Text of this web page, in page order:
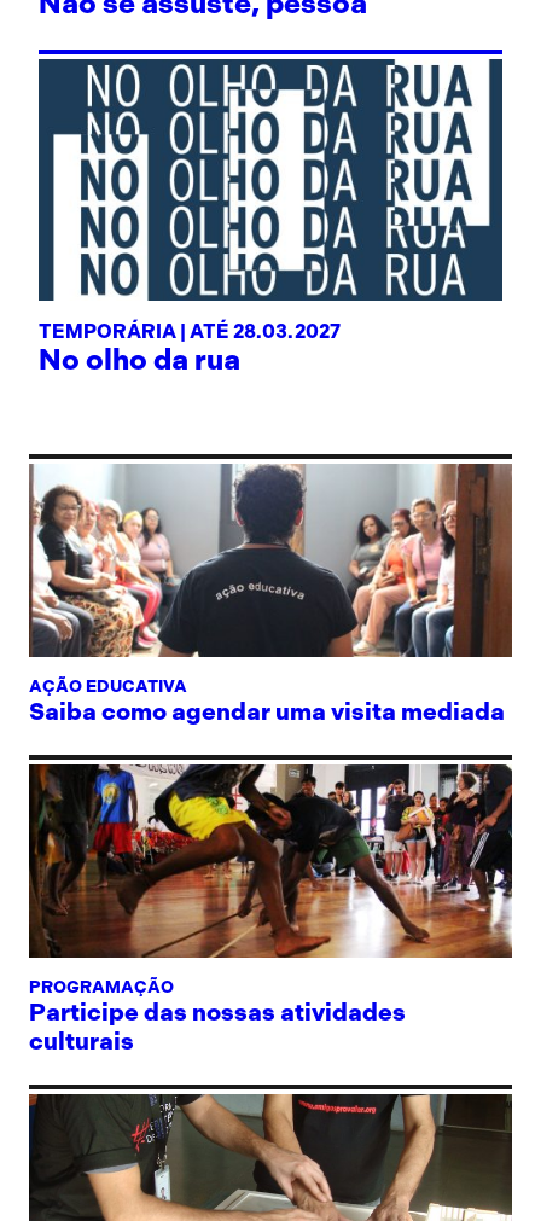
TEMPORÁRIA | ATÉ 28.03.2027
No olho da rua
AÇÃO EDUCATIVA
Saiba como agendar uma visita mediada
PROGRAMAÇÃO
Participe das nossas atividades
culturais